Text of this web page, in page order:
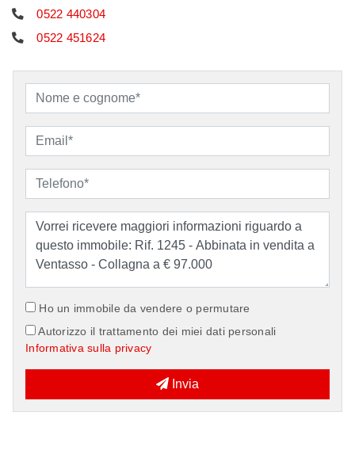
0522 440304
0522 451624
Ho un immobile da vendere o permutare
Autorizzo il trattamento dei miei dati personali
Informativa sulla privacy
Invia